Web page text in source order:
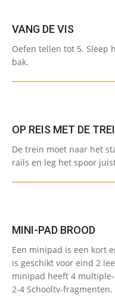
VANG DE VIS
01-
22
Oefen tellen tot 5. Sleep
bak.
OP REIS MET DE
01-
22
De trein moet naar het
rails en leg het spoor
MINI-PAD BROOD
01-
16
Een minipad is een kort
is geschikt voor eind 2
minipad heeft 4
2-4 Schooltv-